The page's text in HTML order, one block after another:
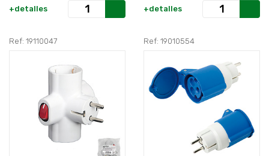
+detalles +detalles
Ref: 19110047 Ref: 19010554